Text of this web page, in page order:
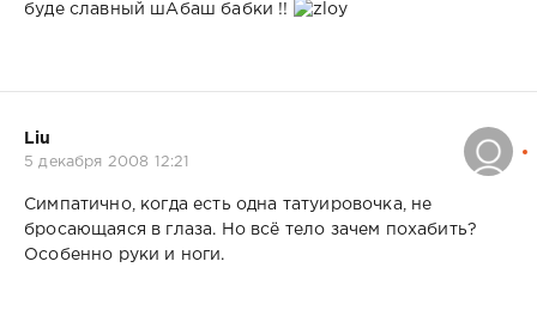
буде славный шАбаш бабки !!
Liu
5 декабря 2008 12:21
Симпатично, когда есть одна татуировочка, не
бросающаяся в глаза. Но всё тело зачем похабить?
Особенно руки и ноги.